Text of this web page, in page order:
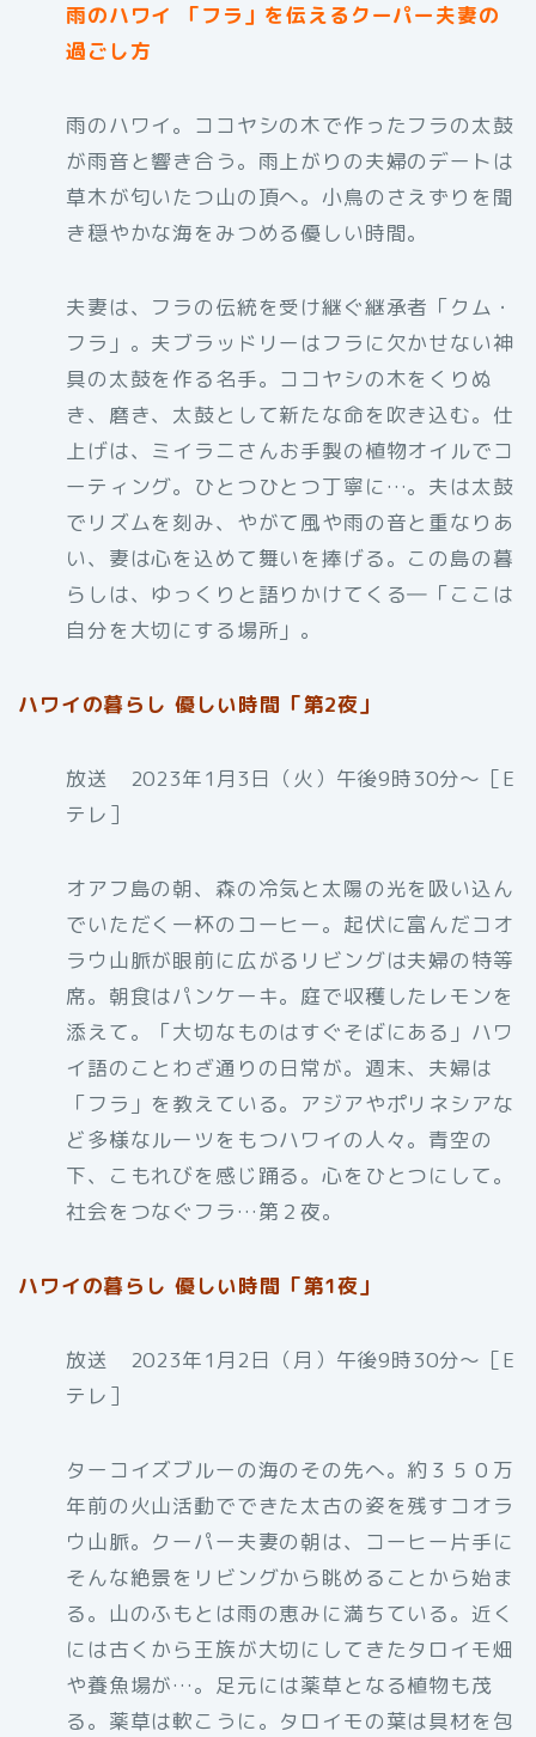
雨のハワイ 「フラ」を伝えるクーパー夫妻の
過ごし方
雨のハワイ。ココヤシの木で作ったフラの太鼓
が雨音と響き合う。雨上がりの夫婦のデートは
草木が匂いたつ山の頂へ。小鳥のさえずりを聞
き穏やかな海をみつめる優しい時間。
夫妻は、フラの伝統を受け継ぐ継承者「クム・
フラ」。夫ブラッドリーはフラに欠かせない神
具の太鼓を作る名手。ココヤシの木をくりぬ
き、磨き、太鼓として新たな命を吹き込む。仕
上げは、ミイラニさんお手製の植物オイルでコ
ーティング。ひとつひとつ丁寧に…。夫は太鼓
でリズムを刻み、やがて風や雨の音と重なりあ
い、妻は心を込めて舞いを捧げる。この島の暮
らしは、ゆっくりと語りかけてくる―「ここは
自分を大切にする場所」。
ハワイの暮らし 優しい時間「第2夜」
放送 2023年1月3日（火）午後9時30分〜［E
テレ］
オアフ島の朝、森の冷気と太陽の光を吸い込ん
でいただく一杯のコーヒー。起伏に富んだコオ
ラウ山脈が眼前に広がるリビングは夫婦の特等
席。朝食はパンケーキ。庭で収穫したレモンを
添えて。「大切なものはすぐそばにある」ハワ
イ語のことわざ通りの日常が。週末、夫婦は
「フラ」を教えている。アジアやポリネシアな
ど多様なルーツをもつハワイの人々。青空の
下、こもれびを感じ踊る。心をひとつにして。
社会をつなぐフラ…第２夜。
ハワイの暮らし 優しい時間「第1夜」
放送 2023年1月2日（月）午後9時30分〜［E
テレ］
ターコイズブルーの海のその先へ。約３５０万
年前の火山活動でできた太古の姿を残すコオラ
ウ山脈。クーパー夫妻の朝は、コーヒー片手に
そんな絶景をリビングから眺めることから始ま
る。山のふもとは雨の恵みに満ちている。近く
には古くから王族が大切にしてきたタロイモ畑
や養魚場が…。足元には薬草となる植物も茂
る。薬草は軟こうに。タロイモの葉は具材を包